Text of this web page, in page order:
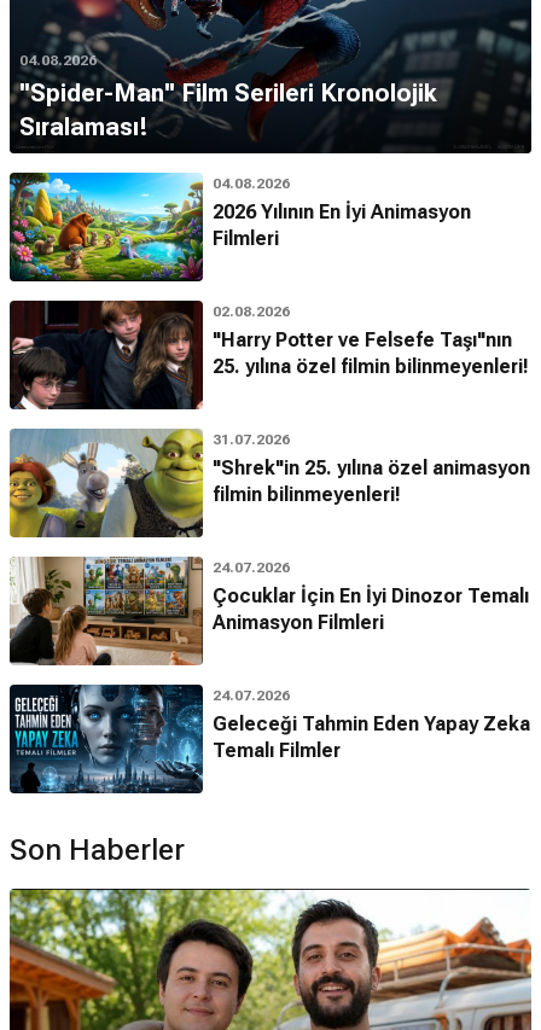
04.08.2026
''Spider-Man'' Film Serileri Kronolojik
Sıralaması!
04.08.2026
2026 Yılının En İyi Animasyon
Filmleri
02.08.2026
"Harry Potter ve Felsefe Taşı"nın
25. yılına özel filmin bilinmeyenleri!
31.07.2026
"Shrek"in 25. yılına özel animasyon
filmin bilinmeyenleri!
24.07.2026
Çocuklar İçin En İyi Dinozor Temalı
Animasyon Filmleri
24.07.2026
Geleceği Tahmin Eden Yapay Zeka
Temalı Filmler
Son Haberler